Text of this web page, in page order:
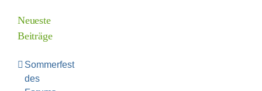
Neueste
Beiträge
Sommerfest
des